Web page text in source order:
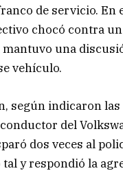
de servicio. En
chocó contra
mantuvo una
vehículo.
según indicaron
del
dos veces al
y respondió la